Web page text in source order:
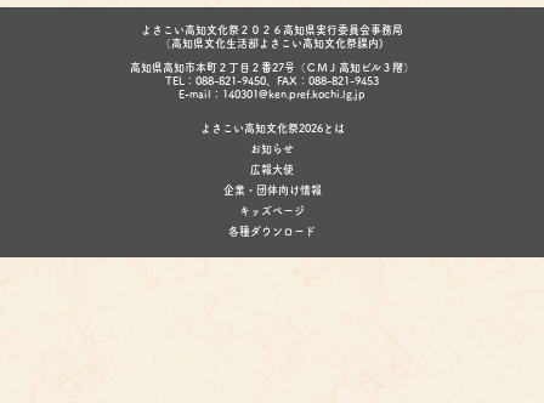
よさこい高知文化祭２０２６高知県実行委員会事務局
（高知県文化生活部よさこい高知文化祭課内)
高知県高知市本町２丁目２番27号（ＣＭＪ高知ビル３階）
TEL：088-821-9450、FAX：088-821-9453
E-mail：140301@ken.pref.kochi.lg.jp
よさこい高知文化祭2026とは
お知らせ
広報大使
企業・団体向け情報
キッズページ
各種ダウンロード